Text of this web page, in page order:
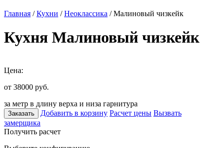
Главная /Кухни /Неоклассика / Малиновый чизкейк
Кухня Малиновый чизкейк
Цена:
от 38000 руб.
за метр в длину верха и низа гарнитура
Заказать Добавить в корзину Расчет цены Вызвать
замерщика
Получить расчет